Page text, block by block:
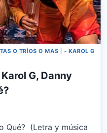
O TRÍOS O MAS
- KAROL G
G, Danny
Qué? (Letra y música